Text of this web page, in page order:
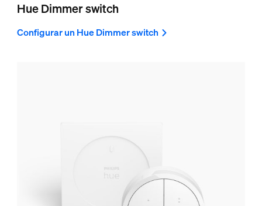
Hue Dimmer switch
Configurar un Hue Dimmer switch